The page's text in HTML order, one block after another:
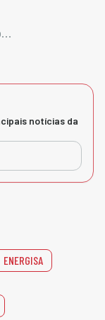
notícias da
ENERGISA